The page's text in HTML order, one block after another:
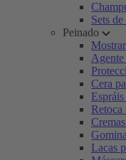
Sets
Peinado
Agente
Cera
Retoca
Lacas